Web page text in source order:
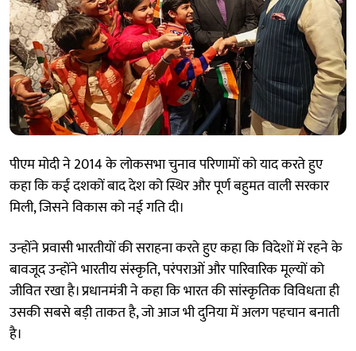
पीएम मोदी ने 2014 के लोकसभा चुनाव परिणामों को याद करते हुए
कहा कि कई दशकों बाद देश को स्थिर और पूर्ण बहुमत वाली सरकार
मिली, जिसने विकास को नई गति दी।
उन्होंने प्रवासी भारतीयों की सराहना करते हुए कहा कि विदेशों में रहने के
बावजूद उन्होंने भारतीय संस्कृति, परंपराओं और पारिवारिक मूल्यों को
जीवित रखा है। प्रधानमंत्री ने कहा कि भारत की सांस्कृतिक विविधता ही
उसकी सबसे बड़ी ताकत है, जो आज भी दुनिया में अलग पहचान बनाती
है।